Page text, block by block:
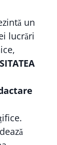
un
lucrări